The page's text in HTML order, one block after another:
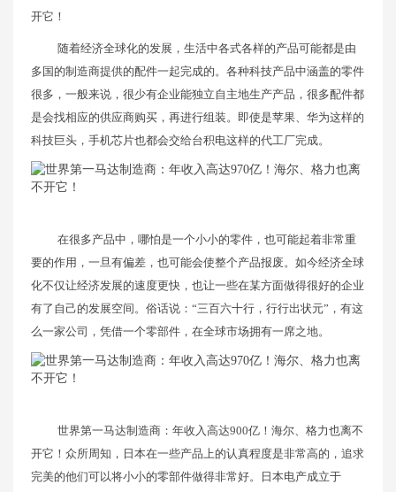
开它！
随着经济全球化的发展，生活中各式各样的产品可能都是由
多国的制造商提供的配件一起完成的。各种科技产品中涵盖的零件
很多，一般来说，很少有企业能独立自主地生产产品，很多配件都
是会找相应的供应商购买，再进行组装。即使是苹果、华为这样的
科技巨头，手机芯片也都会交给台积电这样的代工厂完成。
在很多产品中，哪怕是一个小小的零件，也可能起着非常重
要的作用，一旦有偏差，也可能会使整个产品报废。如今经济全球
化不仅让经济发展的速度更快，也让一些在某方面做得很好的企业
有了自己的发展空间。俗话说：“三百六十行，行行出状元”，有这
么一家公司，凭借一个零部件，在全球市场拥有一席之地。
世界第一马达制造商：年收入高达900亿！海尔、格力也离不
开它！众所周知，日本在一些产品上的认真程度是非常高的，追求
完美的他们可以将小小的零部件做得非常好。日本电产成立于